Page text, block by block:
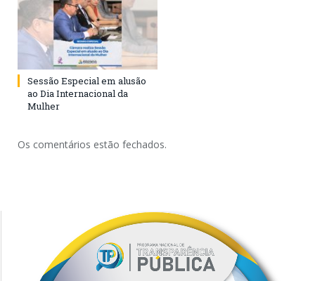
Sessão Especial em alusão
ao Dia Internacional da
Mulher
Os comentários estão fechados.